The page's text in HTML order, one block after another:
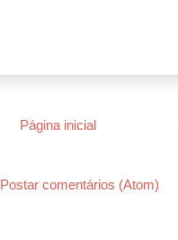
Página inicial
Postar comentários (Atom)